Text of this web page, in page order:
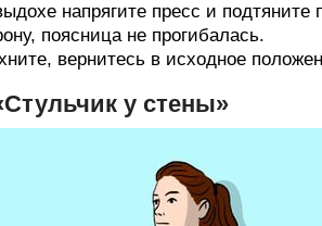
напрягите пресс и
поясница не прогибалась.
вернитесь в исходное
у стены»